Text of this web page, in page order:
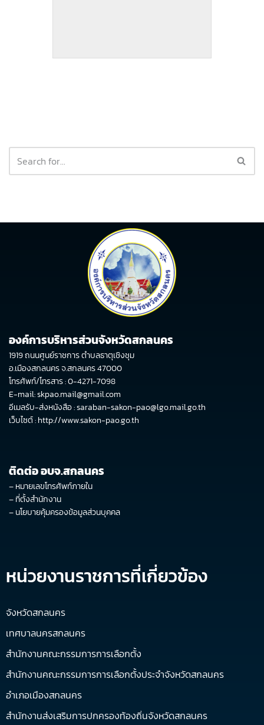
องค์การบริหารส่วนจังหวัดสกลนคร
1919 ถนนศูนย์ราชการ ตำบลธาตุเชิงชุม
อ.เมืองสกลนคร จ.สกลนคร 47000
โทรศัพท์/โทรสาร : 0-4271-7098
E-mail: skpao.mail@gmail.com
อีเมลรับ-ส่งหนังสือ : saraban-sakon-pao@lgo.mail.go.th
เว็บไซต์ :http://www.sakon-pao.go.th
ติดต่อ อบจ.สกลนคร
–หมายเลขโทรศัพท์ภายใน
–ที่ตั้งสำนักงาน
–นโยบายคุ้มครองข้อมูลส่วนบุคคล
หน่วยงานราชการที่เกี่ยวข้อง
จังหวัดสกลนคร
เทศบาลนครสกลนคร
สำนักงานคณะกรรมการการเลือกตั้ง
สำนักงานคณะกรรมการการเลือกตั้งประจำจังหวัดสกลนคร
อำเภอเมืองสกลนคร
สำนักงานส่งเสริมการปกครองท้องถิ่นจังหวัดสกลนคร